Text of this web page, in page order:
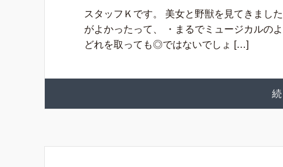
スタッフＫです。 美女と野獣を見てきまし
がよかったって、 ・まるでミュージカルの
どれを取っても◎ではないでしょ […]